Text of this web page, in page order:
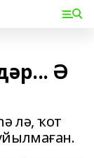
Ә
лә, ҡот